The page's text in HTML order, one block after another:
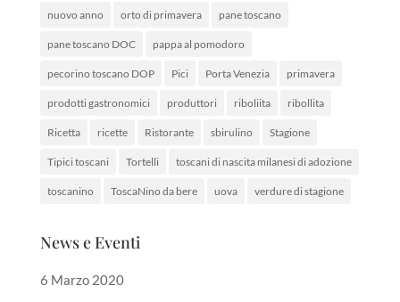
nuovo anno orto di primavera pane toscano
pane toscano DOC pappa al pomodoro
pecorino toscano DOP Pici Porta Venezia primavera
prodotti gastronomici produttori riboliita ribollita
Ricetta ricette Ristorante sbirulino Stagione
Tipici toscani Tortelli toscani di nascita milanesi di adozione
toscanino ToscaNino da bere uova verdure di stagione
News e Eventi
6 Marzo 2020